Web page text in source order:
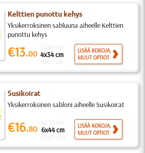
Kelttien punottu kehys
Yksikerroksinen sabluuna aiheelle Kelttien
punottu kehys
€13.00 4x34 cm
LISÄÄ KOKOJA,
MUUT OPTIOT
Susikoirat
Yksikerroksinen sabloni aiheelle Susikoirat
€16.80 6x44 cm
LISÄÄ KOKOJA,
MUUT OPTIOT